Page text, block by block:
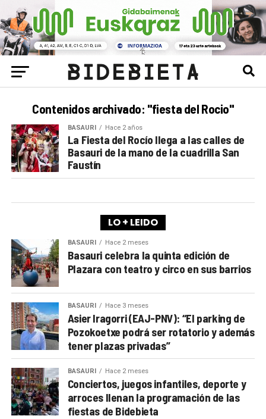
Contenidos archivado: "fiesta del Rocio"
BASAURI Hace 2 años
La Fiesta del Rocío llega a las calles de
Basauri de la mano de la cuadrilla San
Faustín
LO + LEIDO
BASAURI Hace 2 meses
Basauri celebra la quinta edición de
Plazara con teatro y circo en sus barrios
BASAURI Hace 3 meses
Asier Iragorri (EAJ-PNV): “El parking de
Pozokoetxe podrá ser rotatorio y además
tener plazas privadas”
BASAURI Hace 2 meses
Conciertos, juegos infantiles, deporte y
arroces llenan la programación de las
fiestas de Bidebieta